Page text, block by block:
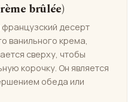
brûlée)
французский десерт
ванильного крема,
сверху, чтобы
корочку. Он является
обеда или